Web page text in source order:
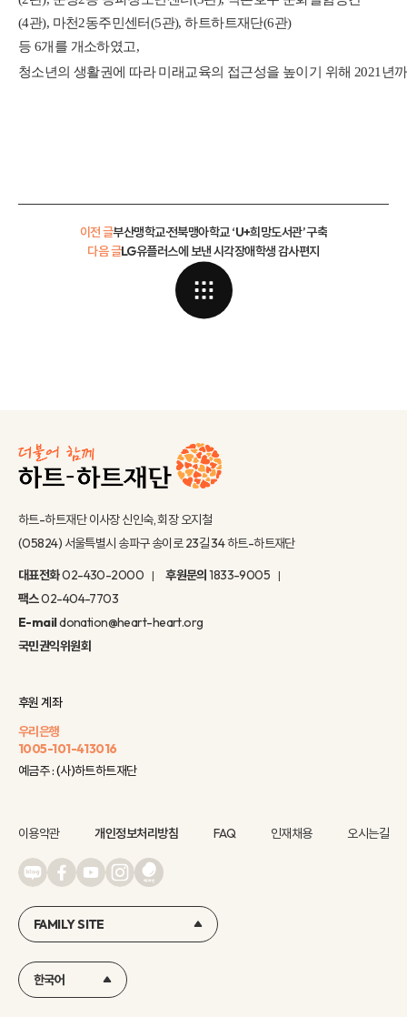
(4관), 마천2동주민센터(5관),하트하트재단(6관)
등 6개를 개소하였고,
청소년의 생활권에 따라 미래교육의 접근성을 높이기 위해 2021 년
이전 글부산맹학교·전북맹아학교 ‘U+희망도서관’ 구축
LG유플러스에 보낸 시각장애학생 감사편지
다음 글
하트-하트재단 이사장 신인숙, 회장 오지철
(05824) 서울특별시 송파구 송이로 23길 34 하트-하트재단
대표전화02-430-2000 후원문의1833-9005
팩스02-404-7703
E-maildonation@heart-heart.org
국민권익위원회
후원 계좌
우리은행
1005-101-413016
예금주 : (사)하트하트재단
이용약관 개인정보처리방침 FAQ 인재채용 오시는길
FAMILY SITE
한국어